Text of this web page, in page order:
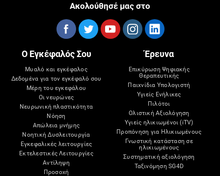
Ακολούθησέ μας στο
Ο Εγκέφαλός Σου
Μυαλό και εγκέφαλος
Δεδομένα για τον εγκέφαλό σου
Μέρη του εγκεφάλου
Οι νευρώνες
Νευρωνική πλαστικότητα
Νόηση
Απώλεια μνήμης
Νοητική Δυσλειτουργία
Εγκεφαλικές λειτουργίες
Εκτελεστικές Λειτουργίες
Αντίληψη
Προσοχή
Έρευνα
Επικύρωση Ψηφιακής
Θεραπευτικής
Παιχνίδια Υπολογιστή
Υγιείς Ενήλικες
Πιλότοι
Ολιστική Αξιολόγηση
Υγιείς ηλικιωμένοι (iTV)
Προπόνηση για Ηλικιωμένους
Γνωστική κατάσταση σε
ηλικιωμένους
Συστηματική αξιολόγηση
Ταξινόμηση SG4D